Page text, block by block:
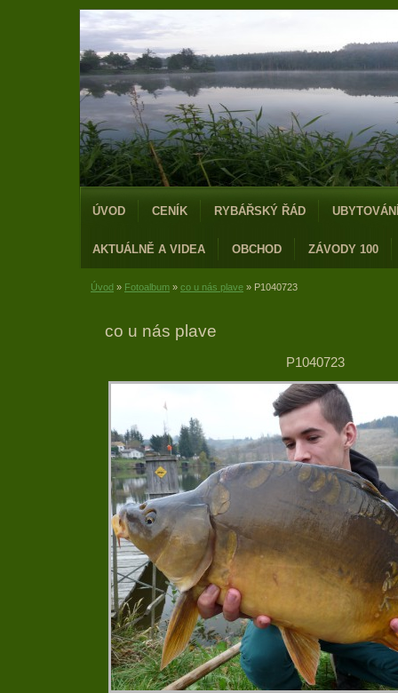
ÚVOD CENÍK RYBÁŘSKÝ ŘÁD
AKTUÁLNĚ A VIDEA OBCHOD ZÁVODY 100
Úvod » Fotoalbum » co u nás plave » P1040723
co u nás plave
P1040723